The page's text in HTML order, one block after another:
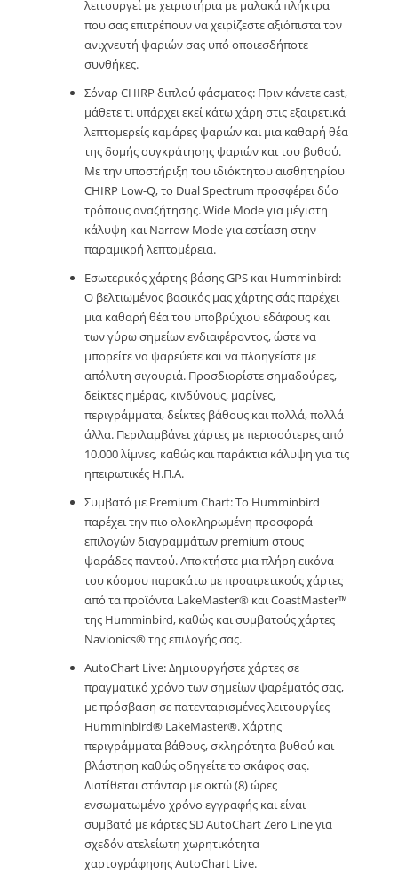
λειτουργεί με χειριστήρια με μαλακά πλήκτρα
που σας επιτρέπουν να χειρίζεστε αξιόπιστα τον
ανιχνευτή ψαριών σας υπό οποιεσδήποτε
συνθήκες.
Σόναρ CHIRP διπλού φάσματος: Πριν κάνετε cast,
μάθετε τι υπάρχει εκεί κάτω χάρη στις εξαιρετικά
λεπτομερείς καμάρες ψαριών και μια καθαρή θέα
της δομής συγκράτησης ψαριών και του βυθού.
Με την υποστήριξη του ιδιόκτητου αισθητηρίου
CHIRP Low-Q, το Dual Spectrum προσφέρει δύο
τρόπους αναζήτησης. Wide Mode για μέγιστη
κάλυψη και Narrow Mode για εστίαση στην
παραμικρή λεπτομέρεια.
Εσωτερικός χάρτης βάσης GPS και Humminbird:
Ο βελτιωμένος βασικός μας χάρτης σάς παρέχει
μια καθαρή θέα του υποβρύχιου εδάφους και
των γύρω σημείων ενδιαφέροντος, ώστε να
μπορείτε να ψαρεύετε και να πλοηγείστε με
απόλυτη σιγουριά. Προσδιορίστε σημαδούρες,
δείκτες ημέρας, κινδύνους, μαρίνες,
περιγράμματα, δείκτες βάθους και πολλά, πολλά
άλλα. Περιλαμβάνει χάρτες με περισσότερες από
10.000 λίμνες, καθώς και παράκτια κάλυψη για τις
ηπειρωτικές Η.Π.Α.
Συμβατό με Premium Chart: Το Humminbird
παρέχει την πιο ολοκληρωμένη προσφορά
επιλογών διαγραμμάτων premium στους
ψαράδες παντού. Αποκτήστε μια πλήρη εικόνα
του κόσμου παρακάτω με προαιρετικούς χάρτες
από τα προϊόντα LakeMaster® και CoastMaster™
της Humminbird, καθώς και συμβατούς χάρτες
Navionics® της επιλογής σας.
AutoChart Live: Δημιουργήστε χάρτες σε
πραγματικό χρόνο των σημείων ψαρέματός σας,
με πρόσβαση σε πατενταρισμένες λειτουργίες
Humminbird® LakeMaster®. Χάρτης
περιγράμματα βάθους, σκληρότητα βυθού και
βλάστηση καθώς οδηγείτε το σκάφος σας.
Διατίθεται στάνταρ με οκτώ (8) ώρες
ενσωματωμένο χρόνο εγγραφής και είναι
συμβατό με κάρτες SD AutoChart Zero Line για
σχεδόν ατελείωτη χωρητικότητα
χαρτογράφησης AutoChart Live.